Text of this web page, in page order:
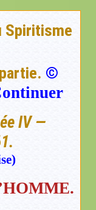
Spiritisme
partie. ©
IV —